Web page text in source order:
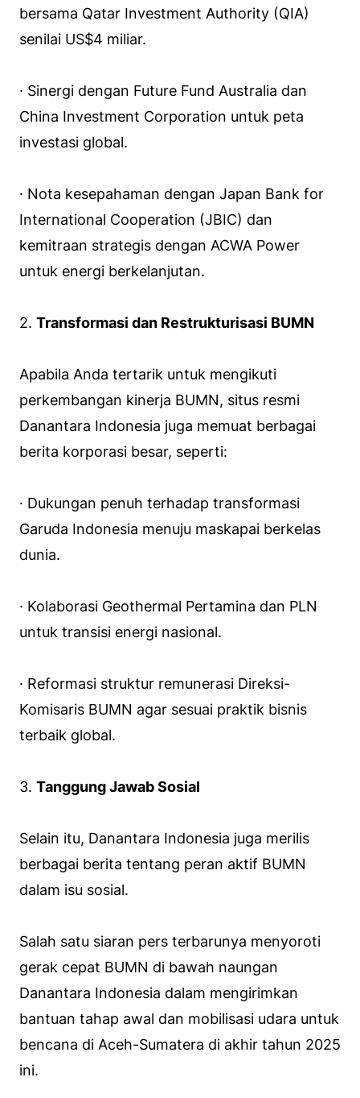
bersama Qatar Investment Authority (QIA)
senilai US$4 miliar.
· Sinergi dengan Future Fund Australia dan
China Investment Corporation untuk peta
investasi global.
· Nota kesepahaman dengan Japan Bank for
International Cooperation (JBIC) dan
kemitraan strategis dengan ACWA Power
untuk energi berkelanjutan.
2. Transformasi dan Restrukturisasi BUMN
Apabila Anda tertarik untuk mengikuti
perkembangan kinerja BUMN, situs resmi
Danantara Indonesia juga memuat berbagai
berita korporasi besar, seperti:
· Dukungan penuh terhadap transformasi
Garuda Indonesia menuju maskapai berkelas
dunia.
· Kolaborasi Geothermal Pertamina dan PLN
untuk transisi energi nasional.
· Reformasi struktur remunerasi Direksi-
Komisaris BUMN agar sesuai praktik bisnis
terbaik global.
3. Tanggung Jawab Sosial
Selain itu, Danantara Indonesia juga merilis
berbagai berita tentang peran aktif BUMN
dalam isu sosial.
Salah satu siaran pers terbarunya menyoroti
gerak cepat BUMN di bawah naungan
Danantara Indonesia dalam mengirimkan
bantuan tahap awal dan mobilisasi udara untuk
bencana di Aceh-Sumatera di akhir tahun 2025
ini.